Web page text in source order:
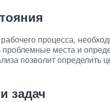
процесса,
места и
позволит определить
задач